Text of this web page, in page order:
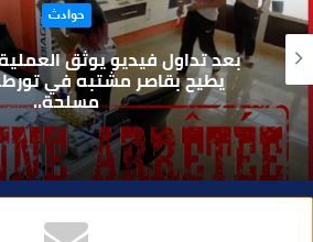
ل
و
ي
ب
حوادث
بعد تداول فيديو يوثق
يطيح بقاصر مشتبه في
مسلحة..